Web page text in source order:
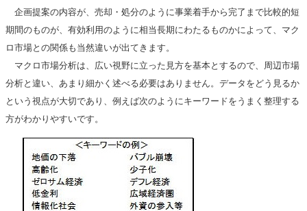
企画提案の内容が、売却・処分のように事業着手から完了まで比較的短
期間のものが、有効利用のように相当長期にわたるものかによって、マク
ロ市場との関係も当然違いが出てきます。
マクロ市場分析は、広い視野に立った見方を基本とするので、周辺市場
分析と違い、あまり細かく述べる必要はありません。データをどう見るか
という視点が大切であり、例えば次のようにキーワードをうまく整理する
方がわかりやすいです。